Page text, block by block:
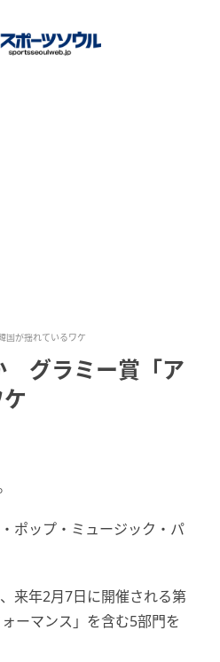
国が揺れているワケ
グラミー賞「ア
ポップ・ミュージック・パ
来年2月7日に開催される第
ーマンス」を含む5部門を